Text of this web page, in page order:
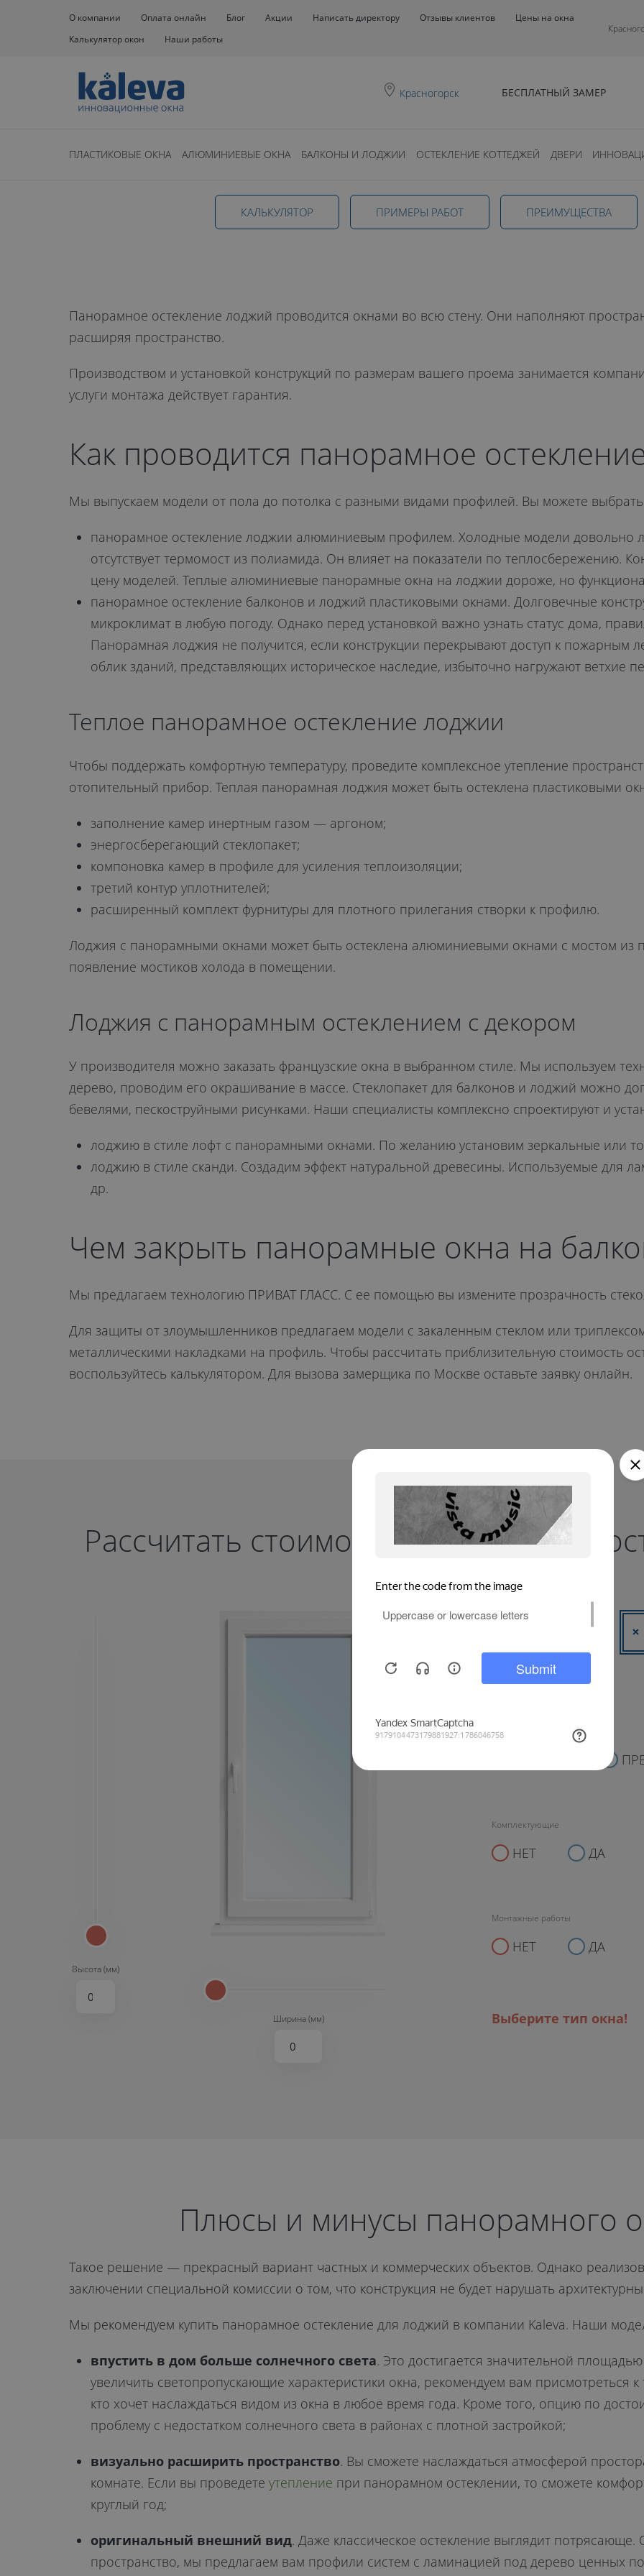
О компании Оплата онлайн Блог Акции Написать директору Отзывы клиентов
Цены на окна
Калькулятор окон
Наши работы
Красногорск БЕСПЛАТНЫЙ ЗАМЕР
ПЛАСТИКОВЫЕ ОКНА АЛЮМИНИЕВЫЕ ОКНА БАЛКОНЫ И ЛОДЖИИ ОСТЕКЛЕНИЕ КОТТЕДЖЕЙ ДВЕРИ
Панорамное
Красногорске
от 25 500 руб.
ОТПРАВИТЬ
Даюсогласие на обработку
Окна Окна на балкон Лоджия Панорамное
КАЛЬКУЛЯТОР ПРИМЕРЫ РАБОТ ПРЕИМУЩЕСТВА
Панорамное остекление лоджий проводится окнами во всю стену. Они наполняют
расширяя пространство.
Производством и установкой конструкций по размерам вашего проема занимается
услуги монтажа действует гарантия.
Как проводится панорамное
Мы выпускаем модели от пола до потолка с разными видами профилей. Вы можете
панорамное остекление лоджии алюминиевым профилем. Холодные модели довольно
отсутствует термомост из полиамида. Он влияет на показатели по теплосбережению.
цену моделей. Теплые алюминиевые панорамные окна на лоджии дороже, но
панорамное остекление балконов и лоджий пластиковыми окнами. Долговечные
микроклимат в любую погоду. Однако перед установкой важно узнать статус дома,
Панорамная лоджия не получится, если конструкции перекрывают доступ к пожарным
облик зданий, представляющих историческое наследие, избыточно нагружают ветхие
Теплое панорамное остекление лоджии
Чтобы поддержать комфортную температуру, проведите комплексное утепление
отопительный прибор. Теплая панорамная лоджия может быть остеклена пластиковыми
заполнение камер инертным газом — аргоном;
энергосберегающий стеклопакет;
компоновка камер в профиле для усиления теплоизоляции;
третий контур уплотнителей;
расширенный комплект фурнитуры для плотного прилегания створки к профилю.
Лоджия с панорамными окнами может быть остеклена алюминиевыми окнами с мостом из
появление мостиков холода в помещении.
Лоджия с панорамным остеклением с декором
У производителя можно заказать французские окна в выбранном стиле. Мы используем
дерево, проводим его окрашивание в массе. Стеклопакет для балконов и лоджий можно
бевелями, пескоструйными рисунками. Наши специалисты комплексно спроектируют и
лоджию в стиле лофт с панорамными окнами. По желанию установим зеркальные или
лоджию в стиле сканди. Создадим эффект натуральной древесины. Используемые для
др.
Чем закрыть панорамные окна на
Мы предлагаем технологию ПРИВАТ ГЛАСС. С ее помощью вы измените прозрачность
Для защиты от злоумышленников предлагаем модели с закаленным стеклом или
металлическими накладками на профиль. Чтобы рассчитать приблизительную стоимость
воспользуйтесь калькулятором. Для вызова замерщика по Москве оставьте заявку онлайн.
Рассчитать стоимость панорамного
Высота (мм)
Ширина (мм)
Оконная система
Комплектующие
НЕТ ДА
Монтажные работы
НЕТ ДА
Выберите тип окна!
Плюсы и минусы панорамного
Такое решение — прекрасный вариант частных и коммерческих объектов. Однако
заключении специальной комиссии о том, что конструкция не будет нарушать
Мы рекомендуем купить панорамное остекление для лоджий в компании Kaleva. Наши
впустить в дом больше солнечного света. Это достигается значительной
увеличить светопропускающие характеристики окна, рекомендуем вам присмотреться к
кто хочет наслаждаться видом из окна в любое время года. Кроме того, опцию по
проблему с недостатком солнечного света в районах с плотной застройкой;
визуально расширить пространство. Вы сможете наслаждаться атмосферой
комнате. Если вы проведете утепление при панорамном остеклении, то сможете
круглый год;
оригинальный внешний вид. Даже классическое остекление выглядит потрясающе.
пространство, мы предлагаем вам профили систем с ламинацией под дерево ценных